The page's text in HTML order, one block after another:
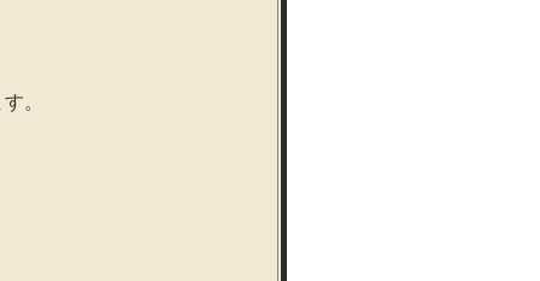
。